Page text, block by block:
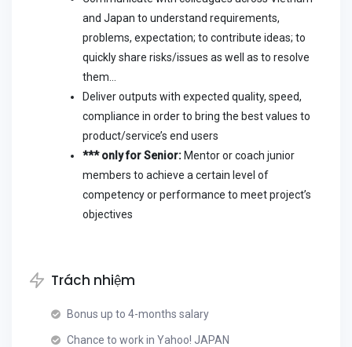
and Japan to understand requirements,
problems, expectation; to contribute ideas; to
quickly share risks/issues as well as to resolve
them…
Deliver outputs with expected quality, speed,
compliance in order to bring the best values to
product/service’s end users
*** only for Senior: Mentor or coach junior
members to achieve a certain level of
competency or performance to meet project’s
objectives
Trách nhiệm
Bonus up to 4-months salary
Chance to work in Yahoo! JAPAN